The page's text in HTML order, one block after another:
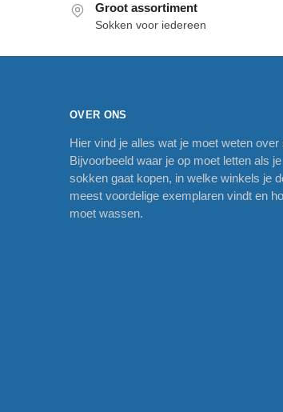
Groot assortiment
Sokken voor iedereen
OVER ONS
Hier vind je alles wat je moet weten over
Bijvoorbeeld waar je op moet letten als
sokken gaat kopen, in welke winkels je
meest voordelige exemplaren vindt en
moet wassen.